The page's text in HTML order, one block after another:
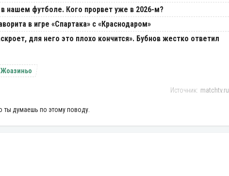
в нашем футболе. Кого прорвет уже в 2026-м?
в игре «Спартака» с «Краснодаром»
для него это плохо кончится». Бубнов жестко ответил
Жоазиньо
matchtv.ru
ты думаешь по этому поводу.